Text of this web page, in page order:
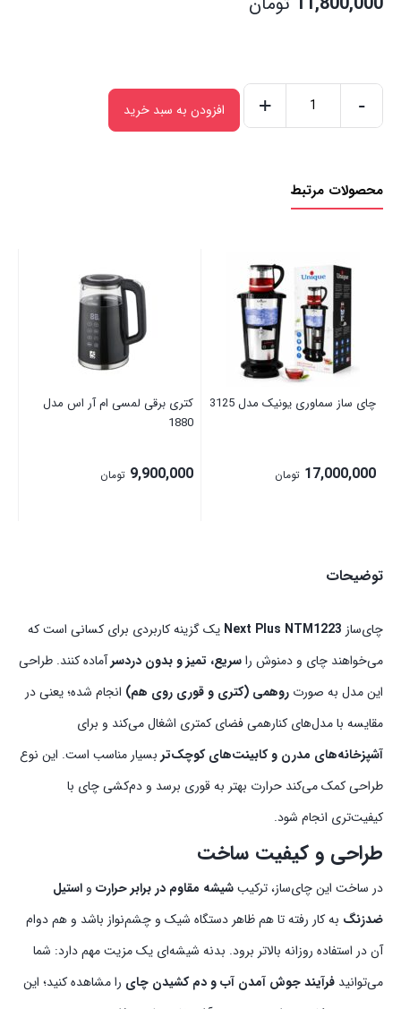
هم
NTM1223
-
+ افزودن به سبد خرید
محصولات مرتبط
چای ساز سماوری یونیک مدل 3125
17,000,000 تومان
کتری برقی لمسی ام آر اس مدل
1880
9,900,000 تومان
توضیحات
چای‌ساز Next Plus NTM1223 یک گزینه کاربردی برای کسانی است که
می‌خواهند چای و دمنوش راسریع، تمیز و بدون دردسرآماده کنند. طراحی
این مدل به صورت روهمی (کتری و قوری روی هم) انجام شده؛ یعنی در
مقایسه با مدل‌های کنارهمی فضای کمتری اشغال می‌کند و برای
آشپزخانه‌های مدرن و کابینت‌های کوچک‌تر بسیار مناسب است. این نوع
طراحی کمک می‌کند حرارت بهتر به قوری برسد و دم‌کشی چای با
کیفیت‌تری انجام شود.
طراحی و کیفیت ساخت
در ساخت این چای‌ساز، ترکیبشیشه مقاوم در برابر حرارت و استیل
ضدزنگ به کار رفته تا هم ظاهر دستگاه شیک و چشم‌نواز باشد و هم دوام
آن در استفاده روزانه بالاتر برود. بدنه شیشه‌ای یک مزیت مهم دارد: شما
می‌توانید فرآیند جوش آمدن آب و دم کشیدن چای را مشاهده کنید؛ این